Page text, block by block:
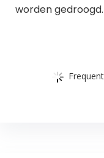
worden gedroogd.